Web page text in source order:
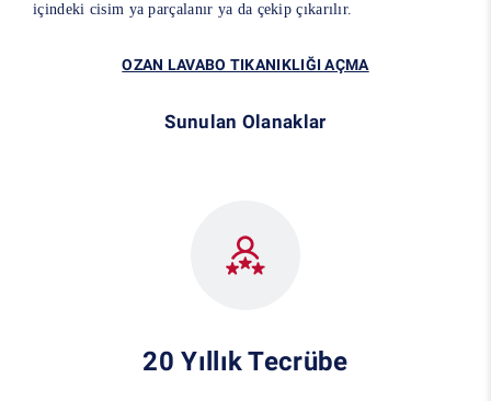
içindeki cisim ya parçalanır ya da çekip çıkarılır.
OZAN LAVABO TIKANIKLIĞI AÇMA
Sunulan Olanaklar
20 Yıllık Tecrübe